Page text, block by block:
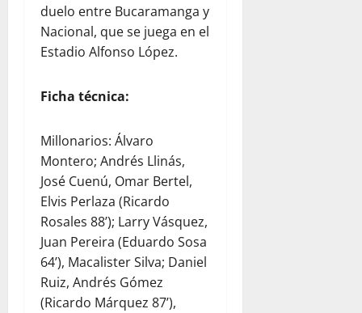
duelo entre Bucaramanga y
Nacional, que se juega en el
Estadio Alfonso López.
Ficha técnica:
Millonarios: Álvaro
Montero; Andrés Llinás,
José Cuenú, Omar Bertel,
Elvis Perlaza (Ricardo
Rosales 88’); Larry Vásquez,
Juan Pereira (Eduardo Sosa
64’), Macalister Silva; Daniel
Ruiz, Andrés Gómez
(Ricardo Márquez 87’),